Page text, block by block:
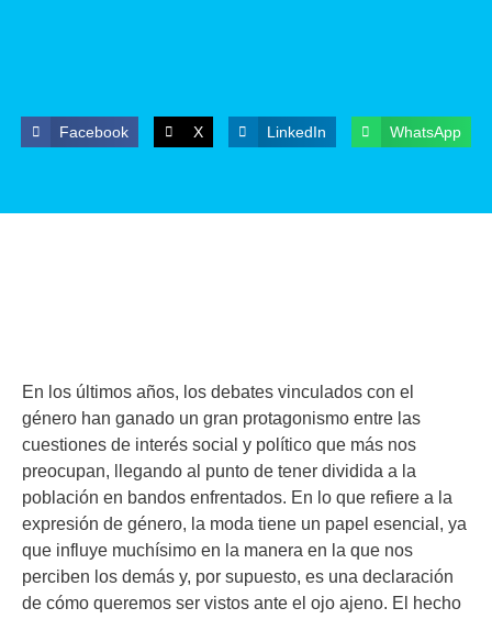
Facebook X LinkedIn WhatsApp
En los últimos años, los debates vinculados con el
género han ganado un gran protagonismo entre las
cuestiones de interés social y político que más nos
preocupan, llegando al punto de tener dividida a la
población en bandos enfrentados. En lo que refiere a la
expresión de género, la moda tiene un papel esencial, ya
que influye muchísimo en la manera en la que nos
perciben los demás y, por supuesto, es una declaración
de cómo queremos ser vistos ante el ojo ajeno. El hecho